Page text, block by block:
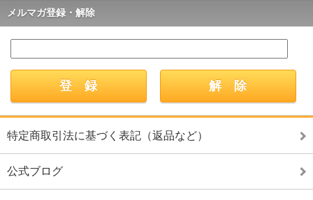
メルマガ登録・解除
特定商取引法に基づく表記（返品など）
公式ブログ